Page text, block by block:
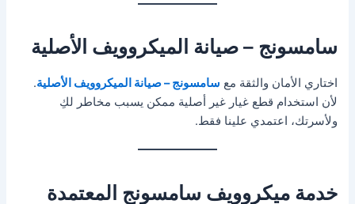
سامسونج – صيانة الميكروويف الأصلية
اختاري الأمان والثقة مع سامسونج – صيانة الميكروويف الأصلية.
لأن استخدام قطع غيار غير أصلية ممكن يسبب مخاطر لكِ
ولأسرتك، اعتمدي علينا فقط.
خدمة ميكروويف سامسونج المعتمدة